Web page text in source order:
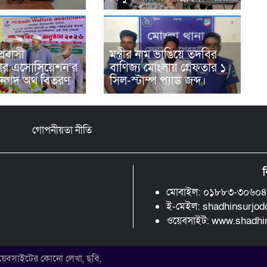
এসোসিয়েশন’র
অর্থ বিতরণ
মন্ত্রীর নাম ভাঙিয়ে তদবির
বাণিজ্য মোংলায় গ্রেফতার ১
সিল-স্টাম্প প্যাড জব্দ।
গোপনীয়তা নীতি
মোবাইল: ০১৮৮৩-
ই-মেইল:
ওয়েবসাইট:
কোনো লেখা, ছবি,